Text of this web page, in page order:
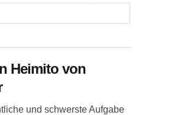
Heimito von
und schwerste Aufgabe